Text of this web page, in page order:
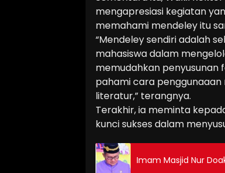
mengapresiasi kegiatan
memahami mendeley itu
“Mendeley sendiri adalah
mahasiswa dalam
memudahkan penyusunan
pahami cara penggunaaan
literatur,” terangnya.
Terakhir, ia meminta
kunci sukses dalam
Imam Masjid Nur